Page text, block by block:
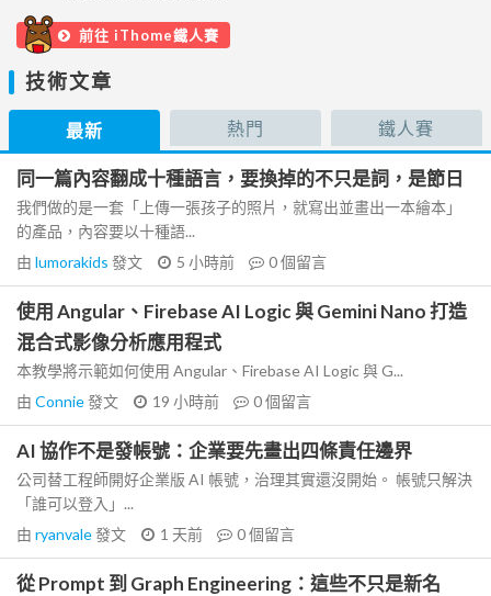
前往 iThome鐵人賽
技術文章
最新 熱門 鐵人賽
同一篇內容翻成十種語言，要換掉的不只是詞，是節日
我們做的是一套「上傳一張孩子的照片，就寫出並畫出一本繪本」
的產品，內容要以十種語...
由 lumorakids 發文 5 小時前 0個留言
使用 Angular、Firebase AI Logic 與 Gemini Nano 打造
混合式影像分析應用程式
本教學將示範如何使用 Angular、Firebase AI Logic 與 G...
由 Connie發文 19 小時前 0個留言
AI 協作不是發帳號：企業要先畫出四條責任邊界
公司替工程師開好企業版 AI 帳號，治理其實還沒開始。 帳號只解決
「誰可以登入」...
由 ryanvale發文 1 天前 0個留言
從 Prompt 到 Graph Engineering：這些不只是新名